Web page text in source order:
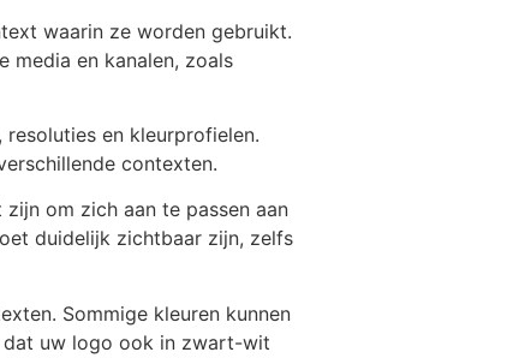
waarin ze worden gebruikt.
media en kanalen, zoals
en kleurprofielen.
contexten.
om zich aan te passen aan
duidelijk zichtbaar zijn, zelfs
Sommige kleuren kunnen
dat uw logo ook in zwart-wit